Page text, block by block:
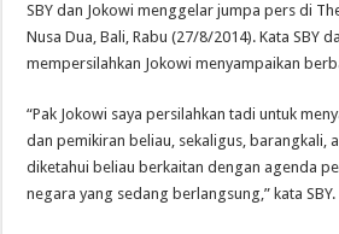
SBY dan Jokowi menggelar jumpa pers di
Nusa Dua, Bali, Rabu (27/8/2014). Kata SBY
mempersilahkan Jokowi menyampaikan
“Pak Jokowi saya persilahkan tadi untuk
dan pemikiran beliau, sekaligus, barangkali,
diketahui beliau berkaitan dengan agenda
negara yang sedang berlangsung,” kata SBY.